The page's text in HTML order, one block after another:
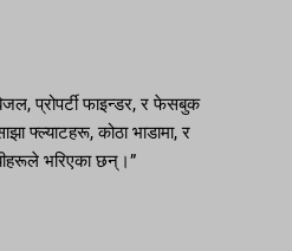
प्रोपर्टी फाइन्डर, र फेसबुक
फ्ल्याटहरू, कोठा भाडामा, र
भरिएका छन्।”